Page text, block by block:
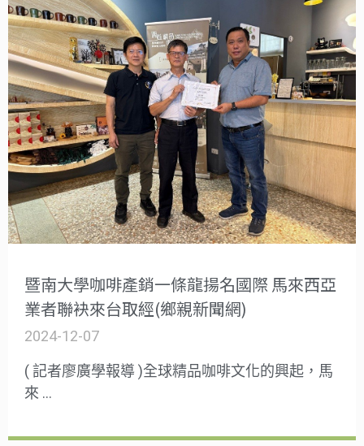
暨南大學咖啡產銷一條龍揚名國際 馬來西亞
業者聯袂來台取經(鄉親新聞網)
2024-12-07
( 記者廖廣學報導 )全球精品咖啡文化的興起，馬
來 …